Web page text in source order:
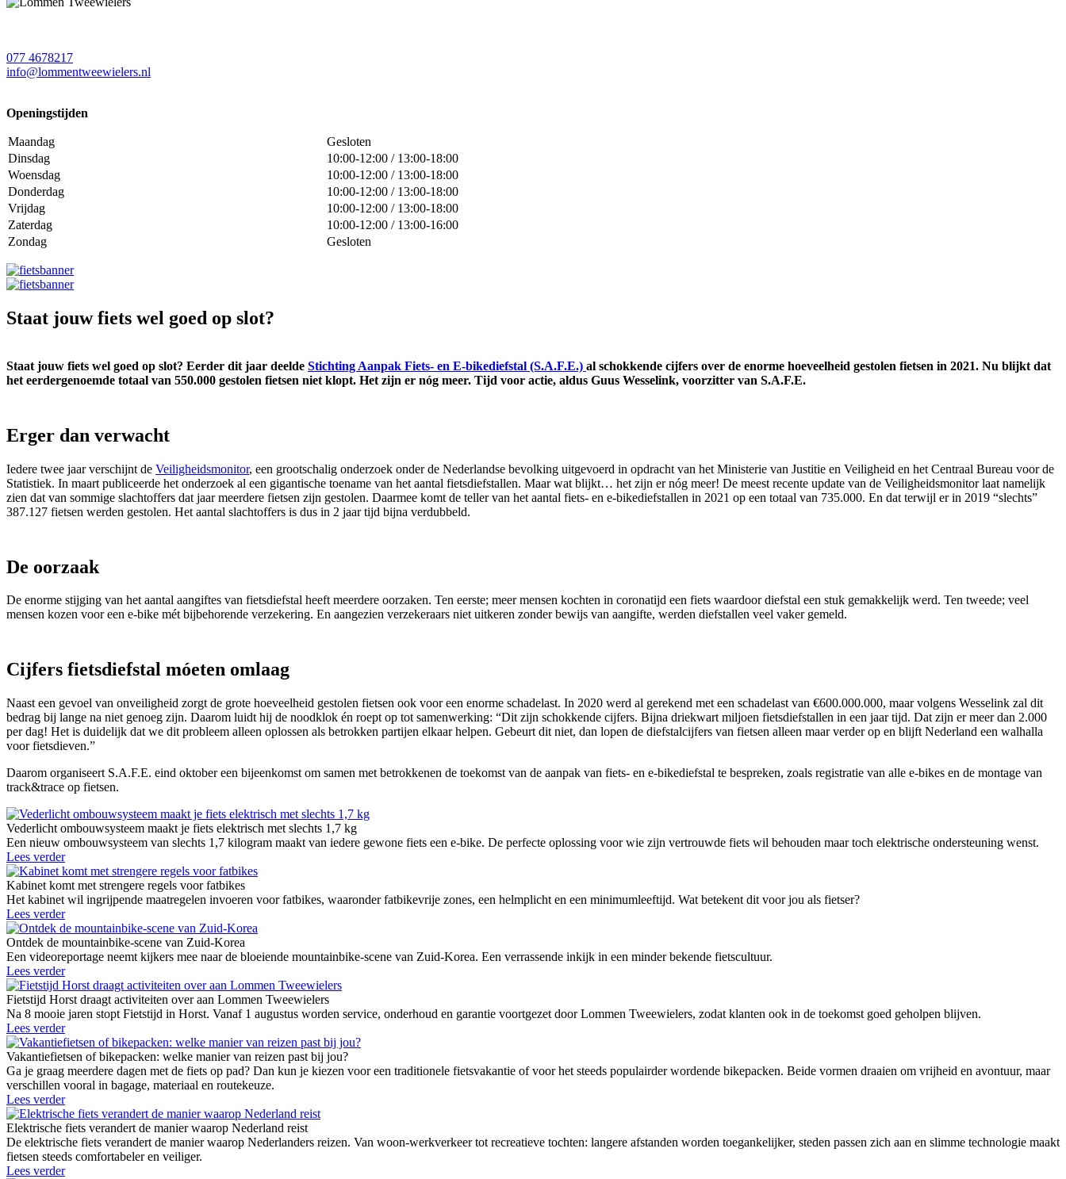
077 4678217
info@lommentweewielers.nl
Openingstijden
Maandag
Gesloten
Dinsdag
10:00-12:00 / 13:00-18:00
Woensdag
10:00-12:00 / 13:00-18:00
Donderdag
10:00-12:00 / 13:00-18:00
Vrijdag
10:00-12:00 / 13:00-18:00
Zaterdag
10:00-12:00 / 13:00-16:00
Zondag
Gesloten
Staat jouw fiets wel goed op slot?
Staat jouw fiets wel goed op slot? Eerder dit jaar deelde Stichting Aanpak Fiets- en E-bikediefstal (S.A.F.E.) al schokkende cijfers over de enorme hoeveelheid gestolen fietsen in 2021. Nu blijkt dat
het eerdergenoemde totaal van 550.000 gestolen fietsen niet klopt. Het zijn er nóg meer. Tijd voor actie, aldus Guus Wesselink, voorzitter van S.A.F.E.
Erger dan verwacht
Iedere twee jaar verschijnt de Veiligheidsmonitor, een grootschalig onderzoek onder de Nederlandse bevolking uitgevoerd in opdracht van het Ministerie van Justitie en Veiligheid en het Centraal Bureau voor de
Statistiek. In maart publiceerde het onderzoek al een gigantische toename van het aantal fietsdiefstallen. Maar wat blijkt… het zijn er nóg meer! De meest recente update van de Veiligheidsmonitor laat namelijk
zien dat van sommige slachtoffers dat jaar meerdere fietsen zijn gestolen. Daarmee komt de teller van het aantal fiets- en e-bikediefstallen in 2021 op een totaal van 735.000. En dat terwijl er in 2019 “slechts”
387.127 fietsen werden gestolen. Het aantal slachtoffers is dus in 2 jaar tijd bijna verdubbeld.
De oorzaak
De enorme stijging van het aantal aangiftes van fietsdiefstal heeft meerdere oorzaken. Ten eerste; meer mensen kochten in coronatijd een fiets waardoor diefstal een stuk gemakkelijk werd. Ten tweede; veel
mensen kozen voor een e-bike mét bijbehorende verzekering. En aangezien verzekeraars niet uitkeren zonder bewijs van aangifte, werden diefstallen veel vaker gemeld.
Cijfers fietsdiefstal móeten omlaag
Naast een gevoel van onveiligheid zorgt de grote hoeveelheid gestolen fietsen ook voor een enorme schadelast. In 2020 werd al gerekend met een schadelast van €600.000.000, maar volgens Wesselink zal dit
bedrag bij lange na niet genoeg zijn. Daarom luidt hij de noodklok én roept op tot samenwerking: “Dit zijn schokkende cijfers. Bijna driekwart miljoen fietsdiefstallen in een jaar tijd. Dat zijn er meer dan 2.000
per dag! Het is duidelijk dat we dit probleem alleen oplossen als betrokken partijen elkaar helpen. Gebeurt dit niet, dan lopen de diefstalcijfers van fietsen alleen maar verder op en blijft Nederland een walhalla
voor fietsdieven.”
Daarom organiseert S.A.F.E. eind oktober een bijeenkomst om samen met betrokkenen de toekomst van de aanpak van fiets- en e-bikediefstal te bespreken, zoals registratie van alle e-bikes en de montage van
track&trace op fietsen.
Vederlicht ombouwsysteem maakt je fiets elektrisch met slechts 1,7 kg
Een nieuw ombouwsysteem van slechts 1,7 kilogram maakt van iedere gewone fiets een e-bike. De perfecte oplossing voor wie zijn vertrouwde fiets wil behouden maar toch elektrische ondersteuning wenst.
Lees verder
Kabinet komt met strengere regels voor fatbikes
Het kabinet wil ingrijpende maatregelen invoeren voor fatbikes, waaronder fatbikevrije zones, een helmplicht en een minimumleeftijd. Wat betekent dit voor jou als fietser?
Lees verder
Ontdek de mountainbike-scene van Zuid-Korea
Een videoreportage neemt kijkers mee naar de bloeiende mountainbike-scene van Zuid-Korea. Een verrassende inkijk in een minder bekende fietscultuur.
Lees verder
Fietstijd Horst draagt activiteiten over aan Lommen Tweewielers
Na 8 mooie jaren stopt Fietstijd in Horst. Vanaf 1 augustus worden service, onderhoud en garantie voortgezet door Lommen Tweewielers, zodat klanten ook in de toekomst goed geholpen blijven.
Lees verder
Vakantiefietsen of bikepacken: welke manier van reizen past bij jou?
Ga je graag meerdere dagen met de fiets op pad? Dan kun je kiezen voor een traditionele fietsvakantie of voor het steeds populairder wordende bikepacken. Beide vormen draaien om vrijheid en avontuur, maar
verschillen vooral in bagage, materiaal en routekeuze.
Lees verder
Elektrische fiets verandert de manier waarop Nederland reist
De elektrische fiets verandert de manier waarop Nederlanders reizen. Van woon-werkverkeer tot recreatieve tochten: langere afstanden worden toegankelijker, steden passen zich aan en slimme technologie maakt
fietsen steeds comfortabeler en veiliger.
Lees verder